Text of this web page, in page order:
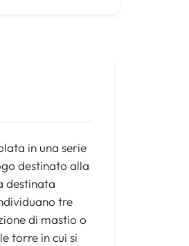
in una serie
destinato alla
destinata
tre
di mastio o
torre in cui si